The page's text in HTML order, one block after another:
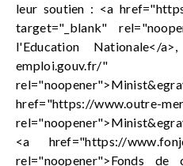
leur soutien : <a
target="_blank"
l'Education Nationale</
emploi.gouv.fr/"
href="https://www.outre-
<a href="https://
rel="noopener">Fonds